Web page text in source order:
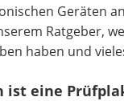
Geräten
Ratgeber,
haben und
ist eine